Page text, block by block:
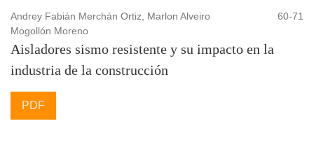
Andrey Fabián Merchán Ortiz, Marlon Alveiro
Mogollón Moreno
60-71
Aisladores sismo resistente y su impacto en la
industria de la construcción
PDF